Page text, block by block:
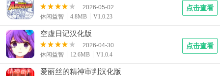
2026-05-02
休闲益智
4.8MB V1.0.23
点击查看
空虚日记汉化版
2026-04-30
休闲益智
12.6MB V1.0.4
点击查看
爱丽丝的精神审判汉化版